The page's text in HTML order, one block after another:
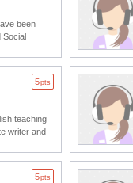
been
Social
5pts
teaching
writer and
5pts